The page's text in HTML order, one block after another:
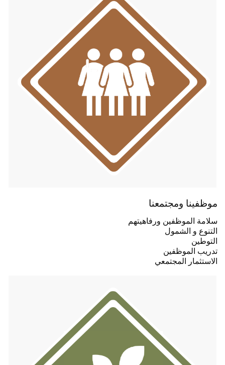
موظفينا ومجتمعنا
سلامة الموظفين ورفاهيتهم
التنوع و الشمول
التوطين
تدريب الموظفين
الاستثمار المجتمعي